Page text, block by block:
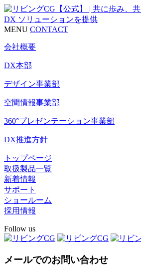
MENU CONTACT
会社概要
DX本部
デザイン事業部
空間情報事業部
360°プレゼンテーション事業部
DX推進方針
トップページ
取扱製品一覧
新着情報
サポート
ショールーム
採用情報
Follow us
メールでのお問い合わせ